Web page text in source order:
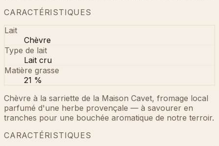
CARACTÉRISTIQUES
Lait
Chèvre
Type de lait
Lait cru
Matière grasse
21 %
Chèvre à la sarriette de la Maison Cavet, fromage local
parfumé d'une herbe provençale — à savourer en
tranches pour une bouchée aromatique de notre terroir.
CARACTÉRISTIQUES